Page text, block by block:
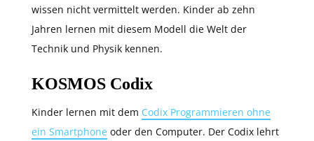
wissen nicht vermittelt werden. Kinder ab zehn
Jahren lernen mit diesem Modell die Welt der
Technik und Physik kennen.
KOSMOS Codix
Kinder lernen mit dem Codix Programmieren ohne
ein Smartphone oder den Computer. Der Codix lehrt